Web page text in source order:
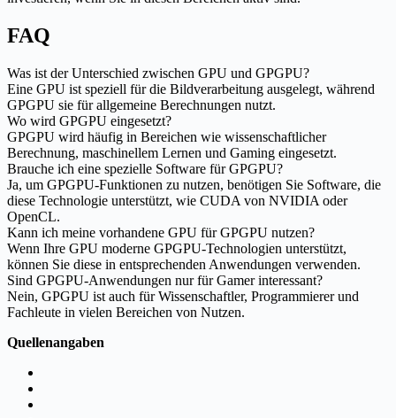
FAQ
Was ist der Unterschied zwischen GPU und GPGPU?
Eine GPU ist speziell für die Bildverarbeitung ausgelegt, während
GPGPU sie für allgemeine Berechnungen nutzt.
Wo wird GPGPU eingesetzt?
GPGPU wird häufig in Bereichen wie wissenschaftlicher
Berechnung, maschinellem Lernen und Gaming eingesetzt.
Brauche ich eine spezielle Software für GPGPU?
Ja, um GPGPU-Funktionen zu nutzen, benötigen Sie Software, die
diese Technologie unterstützt, wie CUDA von NVIDIA oder
OpenCL.
Kann ich meine vorhandene GPU für GPGPU nutzen?
Wenn Ihre GPU moderne GPGPU-Technologien unterstützt,
können Sie diese in entsprechenden Anwendungen verwenden.
Sind GPGPU-Anwendungen nur für Gamer interessant?
Nein, GPGPU ist auch für Wissenschaftler, Programmierer und
Fachleute in vielen Bereichen von Nutzen.
Quellenangaben